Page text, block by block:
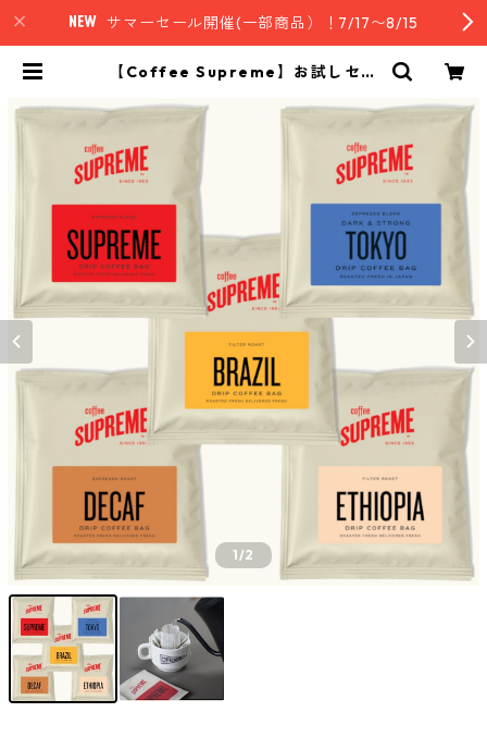
サマーセール開催(一部商品）！7/17〜8/15
【Coffee Supreme】お試しセッ
ット | nz style｜ニュージーランド
発セレクトフード
1/2